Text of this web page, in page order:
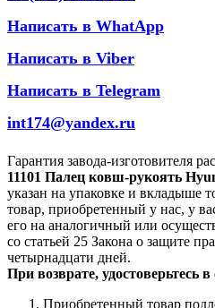
Написать в WhatApp
Написать в Viber
Написать в Telegram
int174@yandex.ru
Гарантия завода-изготовителя
11101 Палец ковш-рукоять
указан на упаковке и вкладыше
товар, приобретенный у нас, у
его на аналогичный или
со статьей 25 Закона о защите
четырнадцати дней.
При возврате, удостоверьтесь
Приобретенный товар